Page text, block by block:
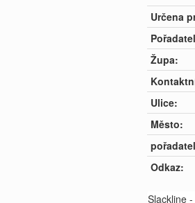
Určena
Župa:
Ulice:
Město:
Odkaz:
Slackline